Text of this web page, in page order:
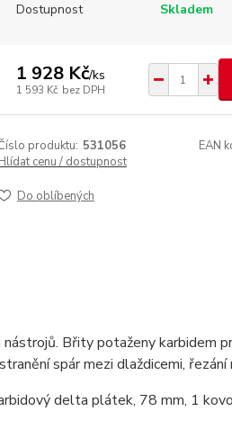
Dostupnost Skladem
1 928 Kč/ks
1 593 Kč bez DPH
produktu: 531056 EAN
cenu / dostupnost
Do oblíbených
Břity potaženy karbidem
spár mezi dlaždicemi, řezání
delta plátek, 78 mm, 1